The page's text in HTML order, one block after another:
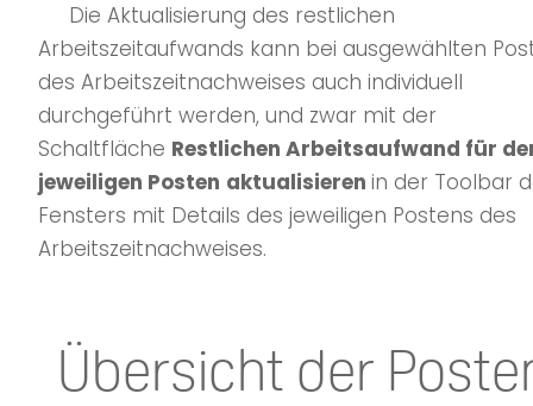
Die Aktualisierung des restlichen
Arbeitszeitaufwands kann bei ausgewählten
des Arbeitszeitnachweises auch individuell
durchgeführt werden, und zwar mit der
Schaltfläche Restlichen Arbeitsaufwand für
jeweiligen Posten aktualisieren in der Toolbar
Fensters mit Details des jeweiligen Postens des
Arbeitszeitnachweises.
Übersicht der